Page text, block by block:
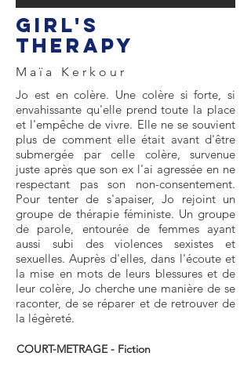
GIRL'S
THERAPY
Maïa Kerkour
Jo est en colère. Une colère si forte, si
envahissante qu'elle prend toute la place
et l'empêche de vivre. Elle ne se souvient
plus de comment elle était avant d'être
submergée par celle colère, survenue
juste après que son ex l'ai agressée en ne
respectant pas son non-consentement.
Pour tenter de s'apaiser, Jo rejoint un
groupe de thérapie féministe. Un groupe
de parole, entourée de femmes ayant
aussi subi des violences sexistes et
sexuelles. Auprès d'elles, dans l'écoute et
la mise en mots de leurs blessures et de
leur colère, Jo cherche une manière de se
raconter, de se réparer et de retrouver de
la légèreté.
COURT-METRAGE - Fiction